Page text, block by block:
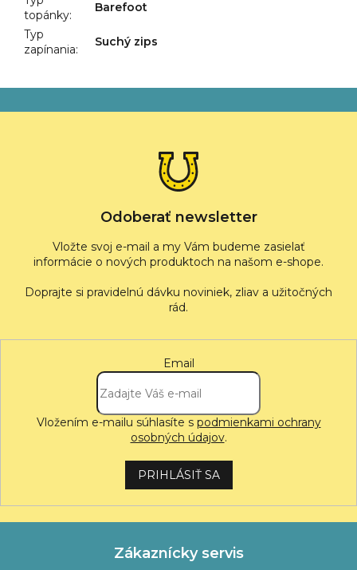
topánky:
Barefoot
Typ
zapínania:
Suchý zips
á
Odoberať newsletter
Vložte svoj e-mail a my Vám budeme zasielať
informácie o nových produktoch na našom e-shope.
Email
Vložením e-mailu súhlasíte s podmienkami ochrany
osobných údajov.
PRIHLÁSIŤ SA
Zákaznícky servis